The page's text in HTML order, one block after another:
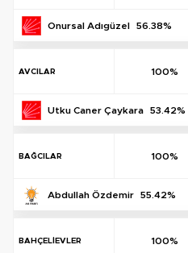
Onursal Adıgüzel 56.38%
AVCILAR 100%
Utku Caner Çaykara 53.42%
BAĞCILAR 100%
Abdullah Özdemir 55.42%
BAHÇELİEVLER 100%